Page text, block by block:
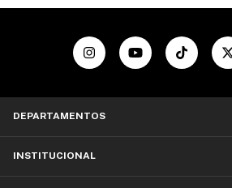
DEPARTAMENTOS
INSTITUCIONAL